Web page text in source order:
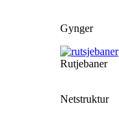
Gynger
Rutjebaner
Netstruktur